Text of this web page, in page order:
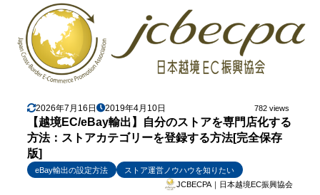
2026年7月16日 2019年4月10日 782 views
【越境EC/eBay輸出】自分のストアを専門店化する
方法：ストアカテゴリーを登録する方法[完全保存
版]
eBay輸出の設定方法
ストア運営ノウハウを知りたい
JCBECPA｜日本越境EC振興協会